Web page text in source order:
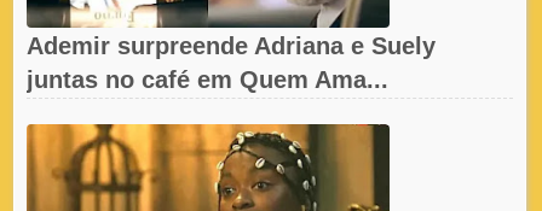
Ademir surpreende Adriana e Suely
juntas no café em Quem Ama...